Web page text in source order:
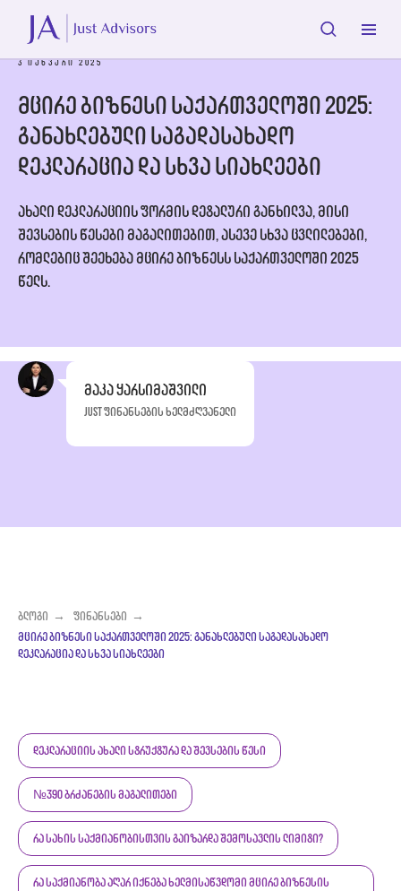
3 ᲘᲐᲜᲕᲐᲠᲘ 2025
მცირე ბიზნესი საქართველოში 2025:
განახლებული საგადასახადო
დეკლარაცია და სხვა სიახლეები
ახალი დეკლარაციის ფორმის დეტალური განხილვა, მისი
შევსების წესები მაგალითებით, ასევე სხვა ცვლილებები,
რომლებიც შეეხება მცირე ბიზნესს საქართველოში 2025
წელს.
მაკა ყარსიმაშვილი
JUST ფინანსების ხელმძღვანელი
ბლოგი → ფინანსები →
მცირე ბიზნესი საქართველოში 2025: განახლებული საგადასახადო
დეკლარაცია და სხვა სიახლეები
დეკლარაციის ახალი სტრუქტურა და შევსების წესი
№390 ბრძანების მაგალითები
რა სახის საქმიანობისთვის გაიზარდა შემოსავლის ლიმიტი?
რა საქმიანობა აღარ იქნება ხელმისაწვდომი მცირე ბიზნესის